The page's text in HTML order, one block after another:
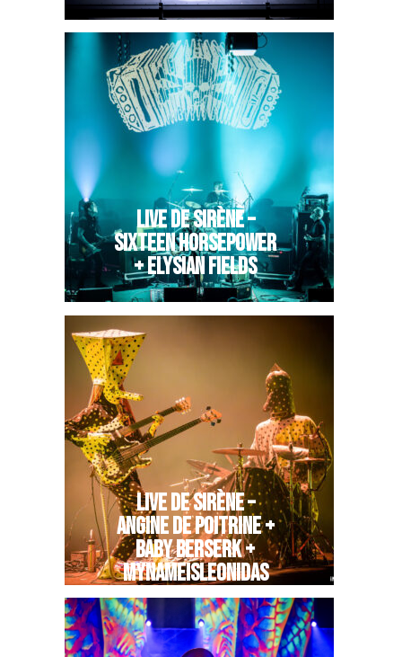
LIVE DE SIRÈNE –
SIXTEEN HORSEPOWER
+ ELYSIAN FIELDS
LIVE DE SIRÈNE –
ANGINE DE POITRINE +
BABY BERSERK +
MYNAMEISLEONIDAS